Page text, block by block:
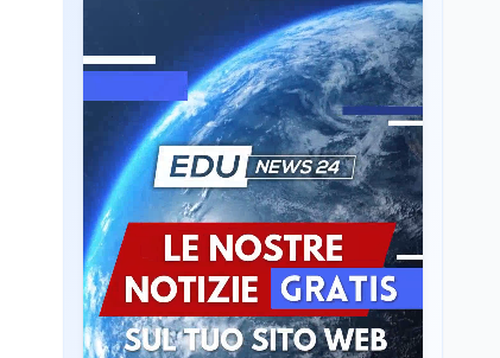
di Strasburgo in ricordo
dei minatori morti a
Marcinelle nel 1956
Università8 ago
Università statali, il
Fondo ordinario 2026
sale a 9,415 miliardi, c'è
la firma della ministra
Bernini sul decreto
Tecnologia8 ago
Il cloaking selettivo di
Time: ads invisibili solo
per i chatbot AI
Mondo8 ago
A Nonthaburi il killer
14enne era bullizzato: la